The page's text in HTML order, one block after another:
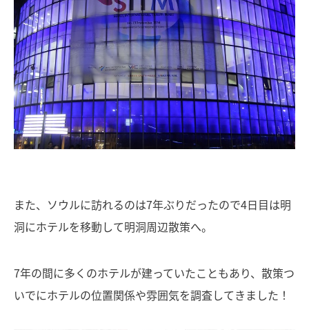
また、ソウルに訪れるのは7年ぶりだったので4日目は明
洞にホテルを移動して明洞周辺散策へ。
7年の間に多くのホテルが建っていたこともあり、散策つ
いでにホテルの位置関係や雰囲気を調査してきました！